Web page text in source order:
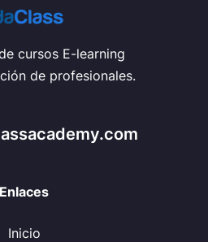
cursos E-learning
de profesionales.
Enlaces
Inicio